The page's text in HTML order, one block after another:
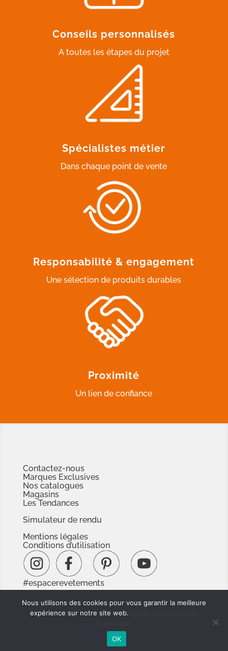
Conseils personnalisés
A toutes les étapes du projet
Spécialistes métier
Dans chaque point de vente
Responsabilité & engagement
Une sélection de produits durables
Proximité
Un lien de confiance
Contactez-nous
Marques Exclusives
Nos catalogues
Magasins
Les Tendances
Simulateur de rendu
Mentions légales
Conditions d’utilisation
#espacerevetements
www.espacedoc.fr
www.signnaturedexception.com
Nous utilisons des cookies pour vous garantir la meilleure
expérience sur notre site web.
OK